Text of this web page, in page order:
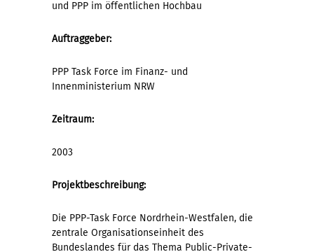
und PPP im öffentlichen Hochbau
Auftraggeber:
PPP Task Force im Finanz- und
Innenministerium NRW
Zeitraum:
2003
Projektbeschreibung:
Die PPP-Task Force Nordrhein-Westfalen, die
zentrale Organisationseinheit des
Bundeslandes für das Thema Public-Private-